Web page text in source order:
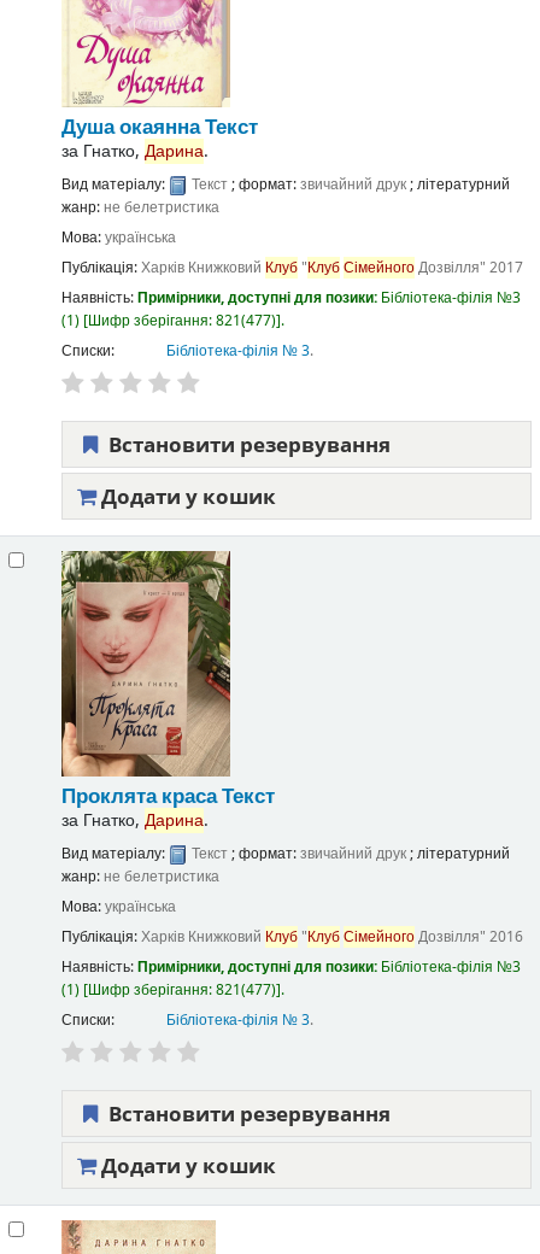
Душа окаяннаТекст
за Гнатко, Дарина.
Вид матеріалу: Текст; формат:звичайний друк; літературний
жанр:не белетристика
Мова:українська
Публікація:Харків Книжковий Клуб"КлубСімейногоДозвілля" 2017
Наявність:Примірники, доступні для позики: Бібліотека-філія №3
(1) Шифр зберігання:821(477) .
Списки:
Бібліотека-філія № 3.
Встановити резервування
Додати у кошик
Проклята красаТекст
за Гнатко, Дарина.
Вид матеріалу: Текст; формат:звичайний друк; літературний
жанр: не белетристика
Мова:українська
Публікація:Харків Книжковий Клуб"КлубСімейногоДозвілля" 2016
Наявність:Примірники, доступні для позики: Бібліотека-філія №3
(1) Шифр зберігання:821(477) .
Списки:
Бібліотека-філія № 3.
Встановити резервування
Додати у кошик